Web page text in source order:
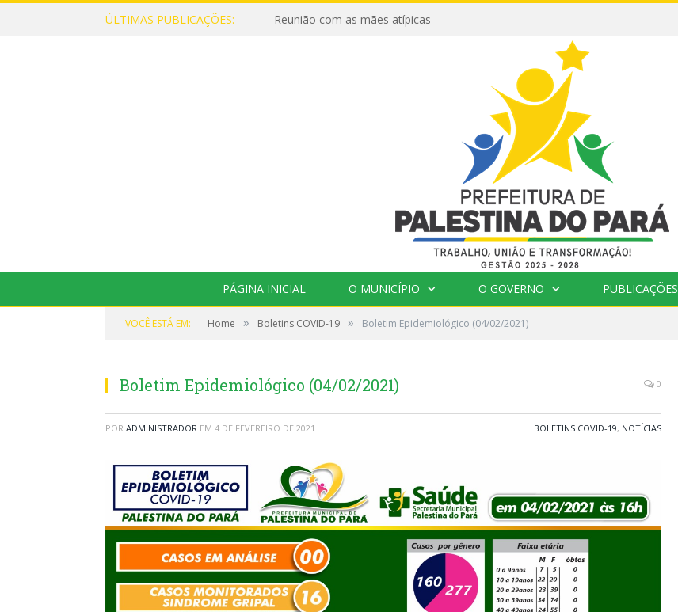
ÚLTIMAS PUBLICAÇÕES: Reunião com as mães atípicas
PÁGINA INICIAL O MUNICÍPIO O GOVERNO PUBLICAÇÕES
VOCÊ ESTÁ EM: Home » Boletins COVID-19 » Boletim Epidemiológico (04/02/2021)
Boletim Epidemiológico (04/02/2021) 0
POR ADMINISTRADOR EM 4 DE FEVEREIRO DE 2021 BOLETINS COVID-19, NOTÍCIAS